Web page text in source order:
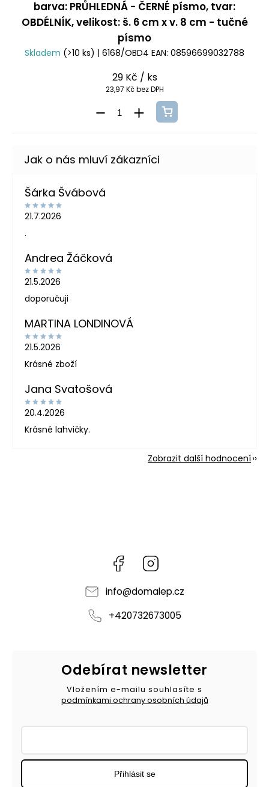
barva: PRŮHLEDNÁ - ČERNÉ písmo, tvar:
OBDÉLNÍK, velikost: š. 6 cm x v. 8 cm - tučné
písmo
Skladem (>10 ks) | 6168/OBD4 EAN: 08596699032788
29 Kč / ks
23,97 Kč bez DPH
Šárka Švábová
21.7.2026
.
Andrea Žáčková
21.5.2026
doporučuji
MARTINA LONDINOVÁ
21.5.2026
Krásné zboží
Jana Svatošová
20.4.2026
Krásné lahvičky.
Zobrazit další hodnocení
Facebook
info@domalep.cz
+420732673005
Odebírat newsletter
Vložením e-mailu souhlasíte s
podmínkami ochrany osobních údajů
Přihlásit se